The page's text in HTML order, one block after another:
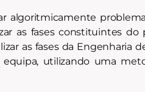
algoritmicamente
as fases constituintes
as fases da Engenharia
utilizando uma